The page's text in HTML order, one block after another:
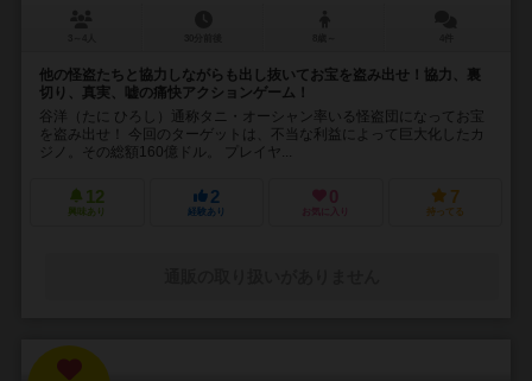
他の怪盗たちと協力しながらも出し抜いてお宝を盗み出せ！協力、裏
切り、真実、嘘の痛快アクションゲーム！
谷洋（たに ひろし）通称タニ・オーシャン率いる怪盗団になってお宝
を盗み出せ！ 今回のターゲットは、不当な利益によって巨大化したカ
ジノ。その総額160億ドル。 プレイヤ...
12
興味あり
2
経験あり
0
お気に入り
7
持ってる